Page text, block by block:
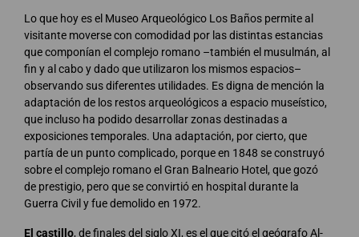
Lo que hoy es el Museo Arqueológico Los Baños permite al
visitante moverse con comodidad por las distintas estancias
que componían el complejo romano –también el musulmán, al
fin y al cabo y dado que utilizaron los mismos espacios–
observando sus diferentes utilidades. Es digna de mención la
adaptación de los restos arqueológicos a espacio museístico,
que incluso ha podido desarrollar zonas destinadas a
exposiciones temporales. Una adaptación, por cierto, que
partía de un punto complicado, porque en 1848 se construyó
sobre el complejo romano el Gran Balneario Hotel, que gozó
de prestigio, pero que se convirtió en hospital durante la
Guerra Civil y fue demolido en 1972.
El castillo, de finales del siglo XI, es el que citó el geógrafo Al-